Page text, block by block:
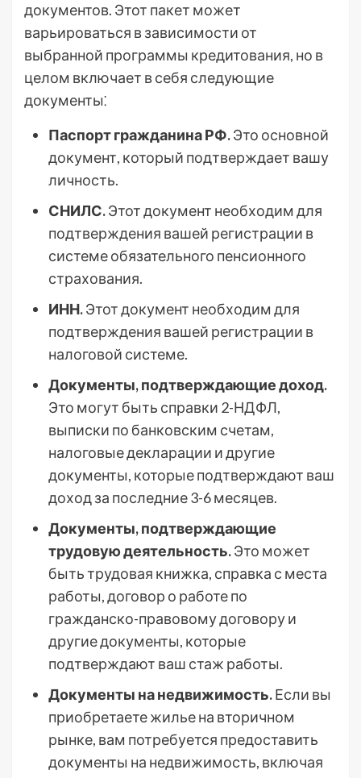
документов. Этот пакет может
варьироваться в зависимости от
выбранной программы кредитования, но в
целом включает в себя следующие
документы⁚
Паспорт гражданина РФ.Это основной
документ, который подтверждает вашу
личность.
СНИЛС.Этот документ необходим для
подтверждения вашей регистрации в
системе обязательного пенсионного
страхования.
ИНН.Этот документ необходим для
подтверждения вашей регистрации в
налоговой системе.
Документы, подтверждающие доход.
Это могут быть справки 2-НДФЛ,
выписки по банковским счетам,
налоговые декларации и другие
документы, которые подтверждают ваш
доход за последние 3-6 месяцев.
Документы, подтверждающие
трудовую деятельность.Это может
быть трудовая книжка, справка с места
работы, договор о работе по
гражданско-правовому договору и
другие документы, которые
подтверждают ваш стаж работы.
Документы на недвижимость.Если вы
приобретаете жилье на вторичном
рынке, вам потребуется предоставить
документы на недвижимость, включая